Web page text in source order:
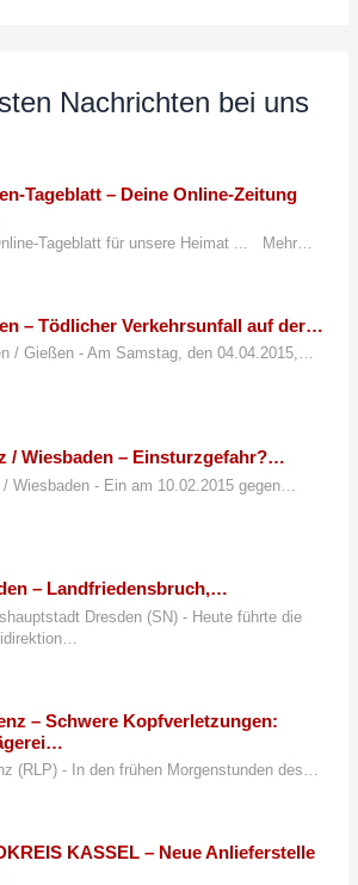
Nachrichten bei uns
Tageblatt – Deine Online-Zeitung
Tageblatt für unsere Heimat ... Mehr…
– Tödlicher Verkehrsunfall auf der…
/ Gießen - Am Samstag, den 04.04.2015,…
/ Wiesbaden – Einsturzgefahr?…
/ Wiesbaden - Ein am 10.02.2015 gegen…
– Landfriedensbruch,…
Dresden (SN) - Heute führte die
– Schwere Kopfverletzungen:
(RLP) - In den frühen Morgenstunden des…
KASSEL – Neue Anlieferstelle